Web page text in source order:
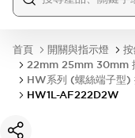
首頁 開關與指示燈
22mm 25mm 30mm
HW系列 (螺絲端子型)
HW1L-AF222D2W